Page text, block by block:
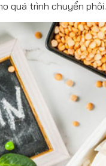
quá trình chuyển phôi.